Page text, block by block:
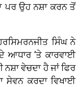
ਪਰ ਉਹ ਨਸ਼ਾ ਕਰਨ ਤੋਂ
ਸਿੰਘ ਨੇ
ਆਧਾਰ ’ਤੇ ਕਾਰਵਾਈ
ਵੇਚਦਾ ਹੈ ਜਾਂ ਫਿਰ
ਸੇਵਨ ਕਰਦਾ ਵਿਖਾਈ